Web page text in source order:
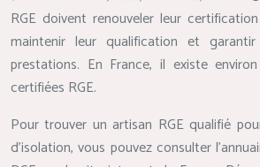
RGE doivent renouveler leur
maintenir leur qualification et
prestations. En France, il existe
certifiées RGE.
Pour trouver un artisan RGE qualifié
d’isolation, vous pouvez consulter